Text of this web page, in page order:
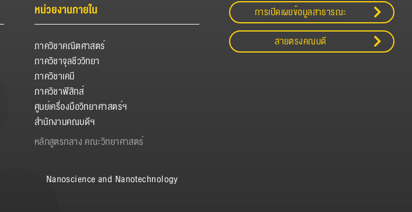
หน่วยงานภายใน
ภาควิชาคณิตศาสตร์
ภาควิชาจุลชีววิทยา
ภาควิชาเคมี
ภาควิชาฟิสิกส์
ศูนย์เครื่องมือวิทยาศาสตร์ฯ
สำนักงานคณบดีฯ
หลักสูตรกลาง คณะวิทยาศาสตร์
Nanoscience and Nanotechnology
การเปิดเผยข้อมูลสาธารณะ
สายตรงคณบดี